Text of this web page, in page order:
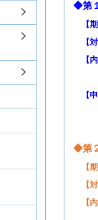
◆第
【期
【対
【内
学校
【申
◆第
【期
【対
【内